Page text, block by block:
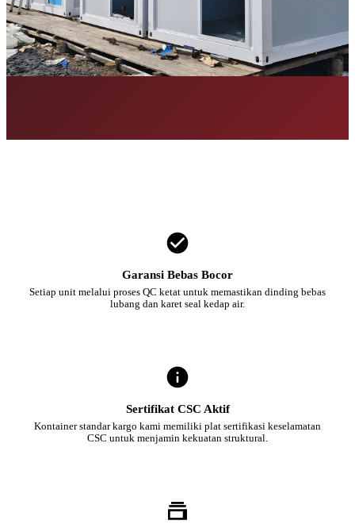
Garansi Bebas Bocor
Setiap unit melalui proses QC ketat untuk memastikan dinding bebas
lubang dan karet seal kedap air.
Sertifikat CSC Aktif
Kontainer standar kargo kami memiliki plat sertifikasi keselamatan
CSC untuk menjamin kekuatan struktural.